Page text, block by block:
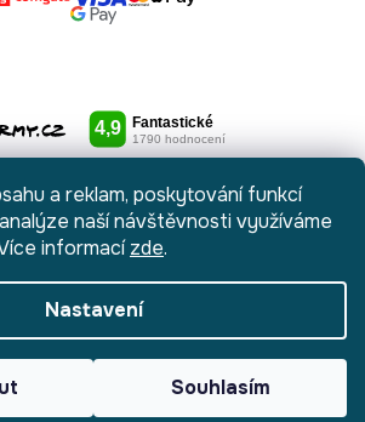
a reklam, poskytování funkcí
naší návštěvnosti využíváme
informacízde.
Nastavení
Souhlasím
Shoptet
Anque Media